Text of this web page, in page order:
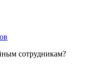
сотрудникам?